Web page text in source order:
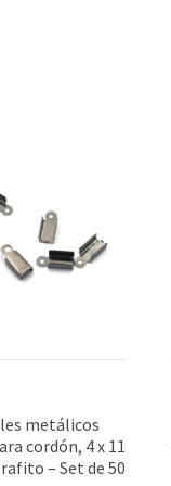
metálicos
cordón, 4 x 11
– Set de 50